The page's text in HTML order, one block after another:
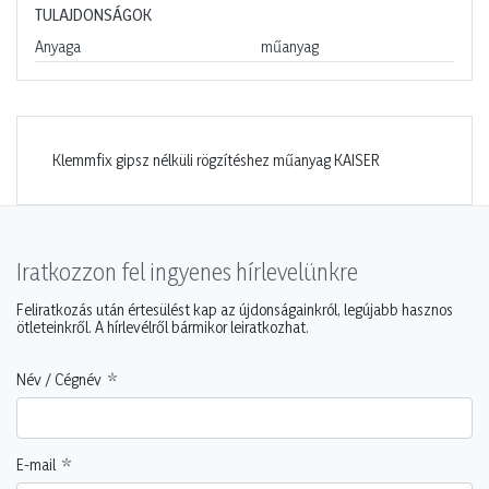
TULAJDONSÁGOK
Anyaga
műanyag
Klemmfix gipsz nélküli rögzítéshez műanyag KAISER
Iratkozzon fel ingyenes hírlevelünkre
Feliratkozás után értesülést kap az újdonságainkról, legújabb hasznos
ötleteinkről. A hírlevélről bármikor leiratkozhat.
Név / Cégnév
E-mail